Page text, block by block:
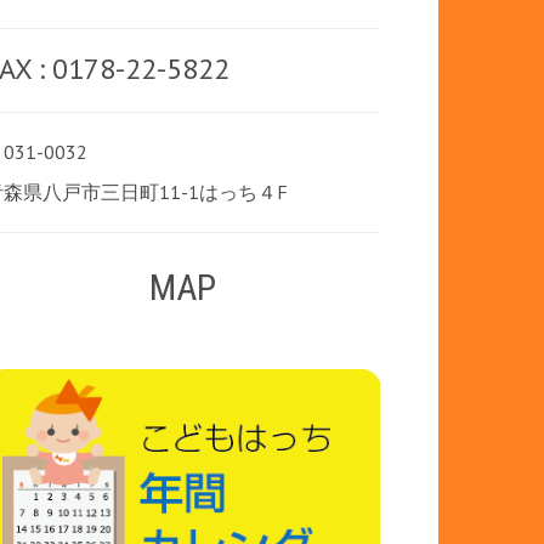
: 0178-22-5822
0032
県八戸市三日町11-1はっち４F
MAP